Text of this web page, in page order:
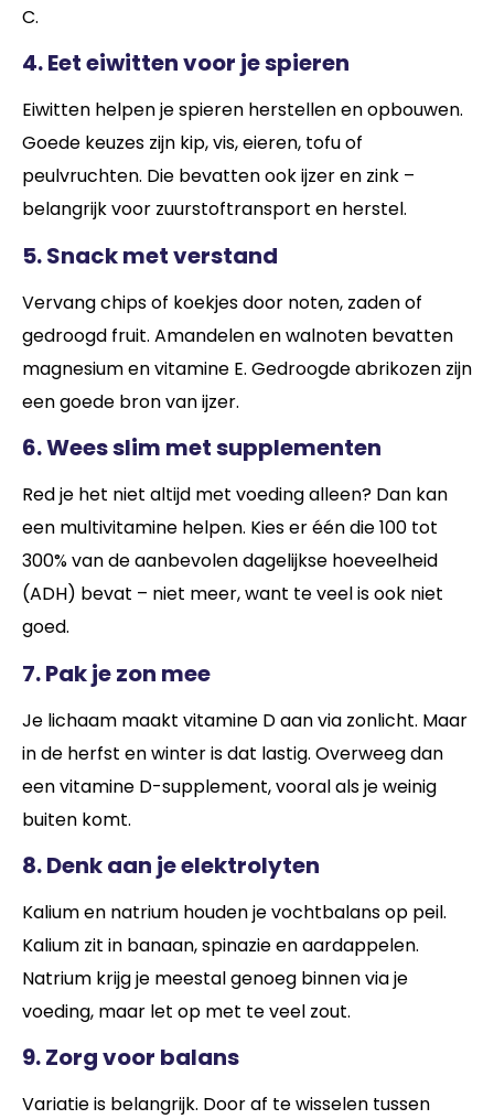
C.
4. Eet eiwitten voor je spieren
Eiwitten helpen je spieren herstellen en opbouwen.
Goede keuzes zijn kip, vis, eieren, tofu of
peulvruchten. Die bevatten ook ijzer en zink –
belangrijk voor zuurstoftransport en herstel.
5. Snack met verstand
Vervang chips of koekjes door noten, zaden of
gedroogd fruit. Amandelen en walnoten bevatten
magnesium en vitamine E. Gedroogde abrikozen zijn
een goede bron van ijzer.
6. Wees slim met supplementen
Red je het niet altijd met voeding alleen? Dan kan
een multivitamine helpen. Kies er één die 100 tot
300% van de aanbevolen dagelijkse hoeveelheid
(ADH) bevat – niet meer, want te veel is ook niet
goed.
7. Pak je zon mee
Je lichaam maakt vitamine D aan via zonlicht. Maar
in de herfst en winter is dat lastig. Overweeg dan
een vitamine D-supplement, vooral als je weinig
buiten komt.
8. Denk aan je elektrolyten
Kalium en natrium houden je vochtbalans op peil.
Kalium zit in banaan, spinazie en aardappelen.
Natrium krijg je meestal genoeg binnen via je
voeding, maar let op met te veel zout.
9. Zorg voor balans
Variatie is belangrijk. Door af te wisselen tussen